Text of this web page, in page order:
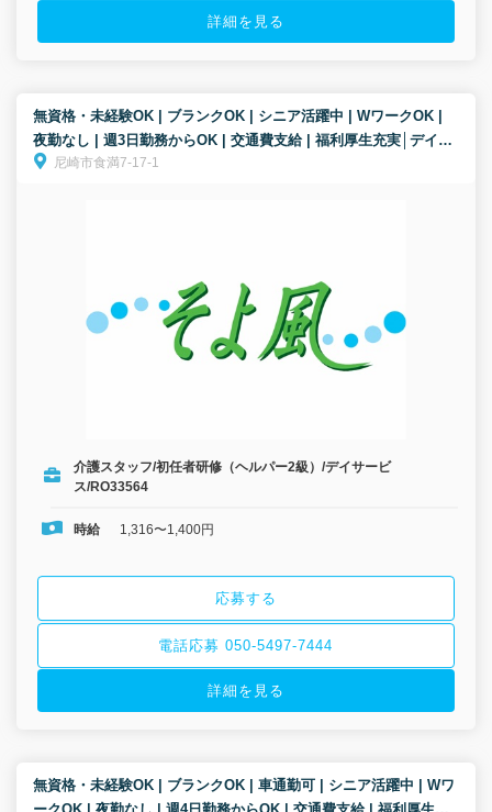
詳細を見る
無資格・未経験OK | ブランクOK | シニア活躍中 | WワークOK |
夜勤なし | 週3日勤務からOK | 交通費支給 | 福利厚生充実│デイサ
ービス/介護スタッフ/パート募集！【無資格・未経験歓迎！】笑顔
尼崎市食満7-17-1
介護スタッフ/初任者研修（ヘルパー2級）/デイサービ
ス/RO33564
時給 1,316〜1,400円
応募する
電話応募 050-5497-7444
詳細を見る
無資格・未経験OK | ブランクOK | 車通勤可 | シニア活躍中 | Wワ